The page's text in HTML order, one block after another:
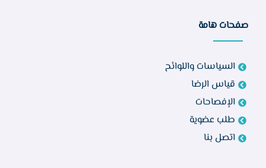
صفحات هامة
السياسات واللوائح
قياس الرضا
الإفصاحات
طلب عضوية
اتصل بنا